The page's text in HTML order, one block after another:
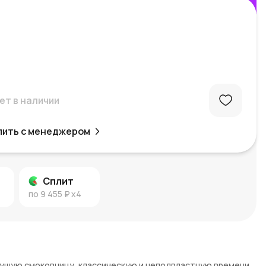
в наличии
с менеджером
Сплит
по 9 455 ₽x4